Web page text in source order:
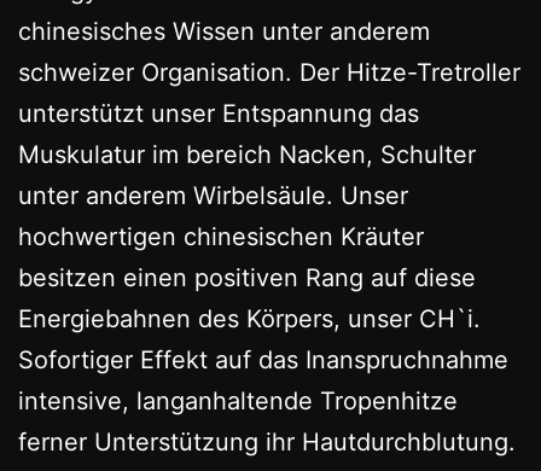
chinesisches Wissen unter anderem
schweizer Organisation. Der Hitze-Tretroller
unterstützt unser Entspannung das
Muskulatur im bereich Nacken, Schulter
unter anderem Wirbelsäule. Unser
hochwertigen chinesischen Kräuter
besitzen einen positiven Rang auf diese
Energiebahnen des Körpers, unser CH`i.
Sofortiger Effekt auf das Inanspruchnahme
intensive, langanhaltende Tropenhitze
ferner Unterstützung ihr Hautdurchblutung.